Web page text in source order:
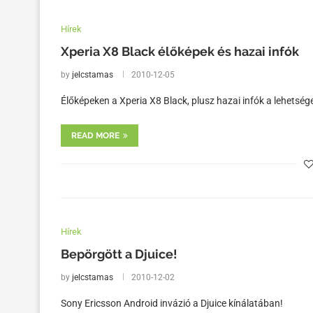
Hírek
Xperia X8 Black élőképek és hazai infók
by jelcstamas 2010-12-05
Élőképeken a Xperia X8 Black, plusz hazai infók a
READ MORE
Hírek
Bepörgött a Djuice!
by jelcstamas 2010-12-02
Sony Ericsson Android invázió a Djuice kínálatában!